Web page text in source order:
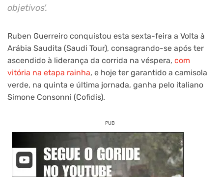
objetivos'.
Ruben Guerreiro conquistou esta sexta-feira a Volta à
Arábia Saudita (Saudi Tour), consagrando-se após ter
ascendido à liderança da corrida na véspera, com
vitória na etapa rainha, e hoje ter garantido a camisola
verde, na quinta e última jornada, ganha pelo italiano
Simone Consonni (Cofidis).
PUB